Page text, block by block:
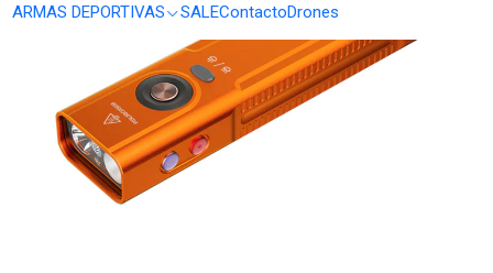
ARMAS DEPORTIVAS SALEContactoDrones